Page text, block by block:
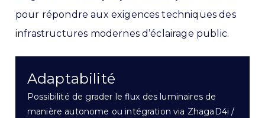
pour répondre aux exigences techniques des
infrastructures modernes d’éclairage public.
Adaptabilité
Possibilité de grader le flux des luminaires de
manière autonome ou intégration via ZhagaD4i /